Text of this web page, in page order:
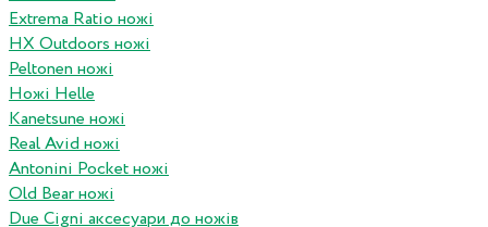
Extrema Ratio ножі
HX Outdoors ножі
Peltonen ножі
Ножі Helle
Kanetsune ножі
Real Avid ножі
Antonini Pocket ножі
Old Bear ножі
Due Cigni аксесуари до ножів